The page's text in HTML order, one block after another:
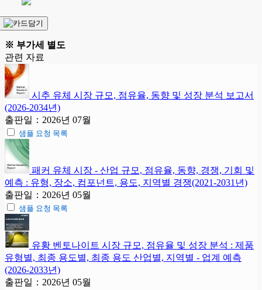
※ 부가세 별도
관련 자료
시추 유체 시장 규모, 점유율, 동향 및 성장 분석 보고서
(2026-2034년)
출판일：2026년 07월
샘플 요청 목록
패커 유체 시장 - 산업 규모, 점유율, 동향, 경쟁, 기회 및
예측 : 유형, 장소, 컴포넌트, 용도, 지역별 경쟁(2021-2031년)
출판일：2026년 05월
샘플 요청 목록
유황 벤토나이트 시장 규모, 점유율 및 성장 분석 : 제품
유형별, 최종 용도별, 최종 용도 산업별, 지역별 - 업계 예측
(2026-2033년)
출판일：2026년 05월